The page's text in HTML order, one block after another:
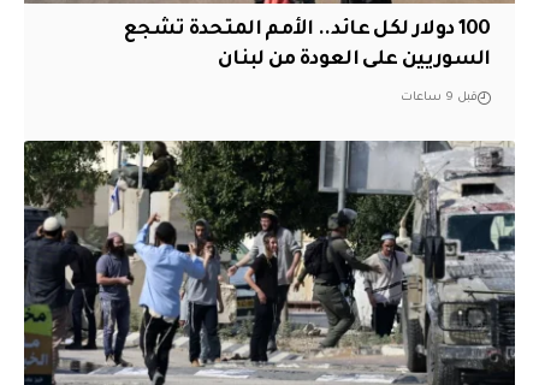
100 دولار لكل عائد.. الأمم المتحدة تشجع
السوريين على العودة من لبنان
قبل 9 ساعات